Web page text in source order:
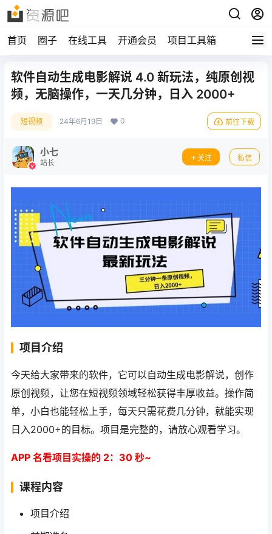
首页 圈子 在线工具 开通会员 项目工具箱
软件自动生成电影解说 4.0 新玩法，纯原创视
频，无脑操作，一天几分钟，日入 2000+
短视频 24年6月19日 0 前往下载
小七
站长
关注 私信
项目介绍
今天给大家带来的软件，它可以自动生成电影解说，创作
原创视频，让您在短视频领域轻松获得丰厚收益。操作简
单，小白也能轻松上手，每天只需花费几分钟，就能实现
日入2000+的目标。项目是完整的，请放心观看学习。
APP 名看项目实操的 2：30 秒~
课程内容
项目介绍